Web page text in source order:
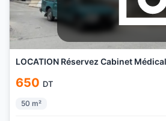
LOCATION Réservez Cabinet Médical
650 DT
50 m²